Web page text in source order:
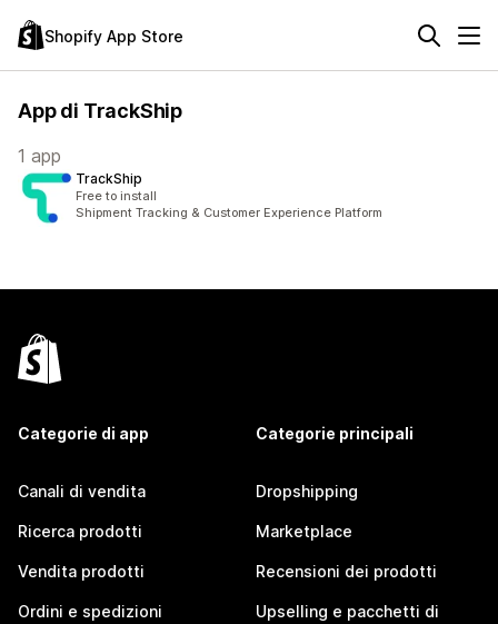
Shopify App Store
App di TrackShip
1 app
TrackShip
Free to install
Shipment Tracking & Customer Experience Platform
Categorie di app
Canali di vendita
Ricerca prodotti
Vendita prodotti
Ordini e spedizioni
Categorie principali
Dropshipping
Marketplace
Recensioni dei prodotti
Upselling e pacchetti di